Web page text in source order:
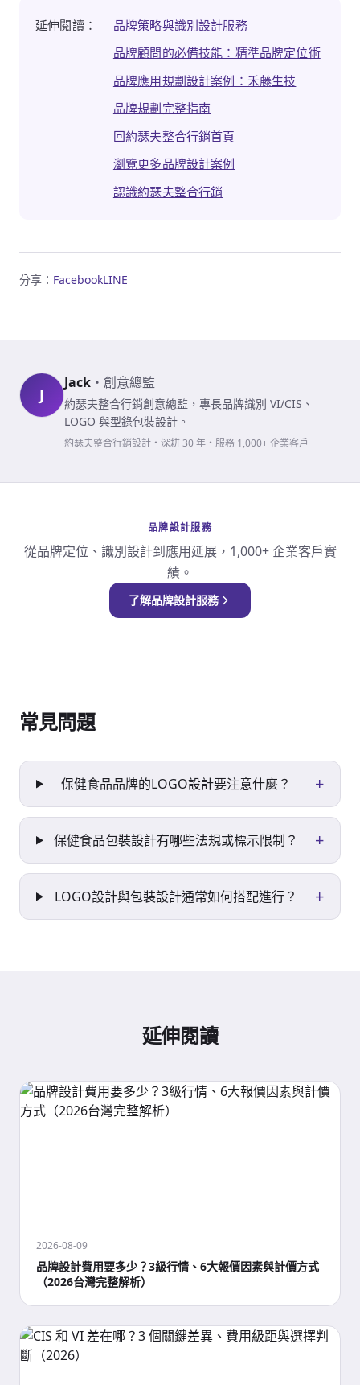
延伸閱讀：
品牌策略與識別設計服務
品牌顧問的必備技能：精準品牌定位術
品牌應用規劃設計案例：禾藤生技
品牌規劃完整指南
回約瑟夫整合行銷首頁
瀏覽更多品牌設計案例
認識約瑟夫整合行銷
分享： FacebookLINE
J
Jack ・ 創意總監
約瑟夫整合行銷創意總監，專長品牌識別 VI/CIS、
LOGO 與型錄包裝設計。
約瑟夫整合行銷設計・深耕 30 年・服務 1,000+ 企業客戶
品牌設計服務
從品牌定位、識別設計到應用延展，1,000+ 企業客戶實
績。
了解品牌設計服務
常見問題
保健食品品牌的LOGO設計要注意什麼？ +
保健食品包裝設計有哪些法規或標示限制？ +
LOGO設計與包裝設計通常如何搭配進行？ +
延伸閱讀
2026-08-09
品牌設計費用要多少？3級行情、6大報價因素與計價方式
（2026台灣完整解析）